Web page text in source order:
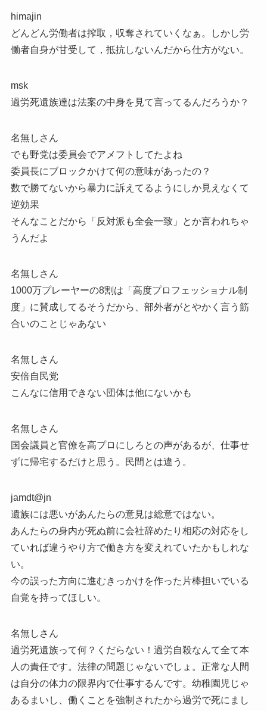
himajin
どんどん労働者は搾取，収奪されていくなぁ。しかし労
働者自身が甘受して，抵抗しないんだから仕方がない。
msk
過労死遺族達は法案の中身を見て言ってるんだろうか？
名無しさん
でも野党は委員会でアメフトしてたよね
委員長にブロックかけて何の意味があったの？
数で勝てないから暴力に訴えてるようにしか見えなくて
逆効果
そんなことだから「反対派も全会一致」とか言われちゃ
うんだよ
名無しさん
1000万プレーヤーの8割は「高度プロフェッショナル制
度」に賛成してるそうだから、部外者がとやかく言う筋
合いのことじゃあない
名無しさん
安倍自民党
こんなに信用できない団体は他にないかも
名無しさん
国会議員と官僚を高プロにしろとの声があるが、仕事せ
ずに帰宅するだけと思う。民間とは違う。
jamdt@jn
遺族には悪いがあんたらの意見は総意ではない。
あんたらの身内が死ぬ前に会社辞めたり相応の対応をし
ていれば違うやり方で働き方を変えれていたかもしれな
い。
今の誤った方向に進むきっかけを作った片棒担いでいる
自覚を持ってほしい。
名無しさん
過労死遺族って何？くだらない！過労自殺なんて全て本
人の責任です。法律の問題じゃないでしょ。正常な人間
は自分の体力の限界内で仕事するんです。幼稚園児じゃ
あるまいし、働くことを強制されたから過労で死にまし